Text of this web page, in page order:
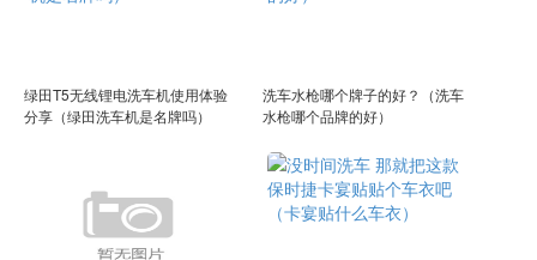
绿田T5无线锂电洗车机使用体验
分享（绿田洗车机是名牌吗）
洗车水枪哪个牌子的好？（洗车
水枪哪个品牌的好）